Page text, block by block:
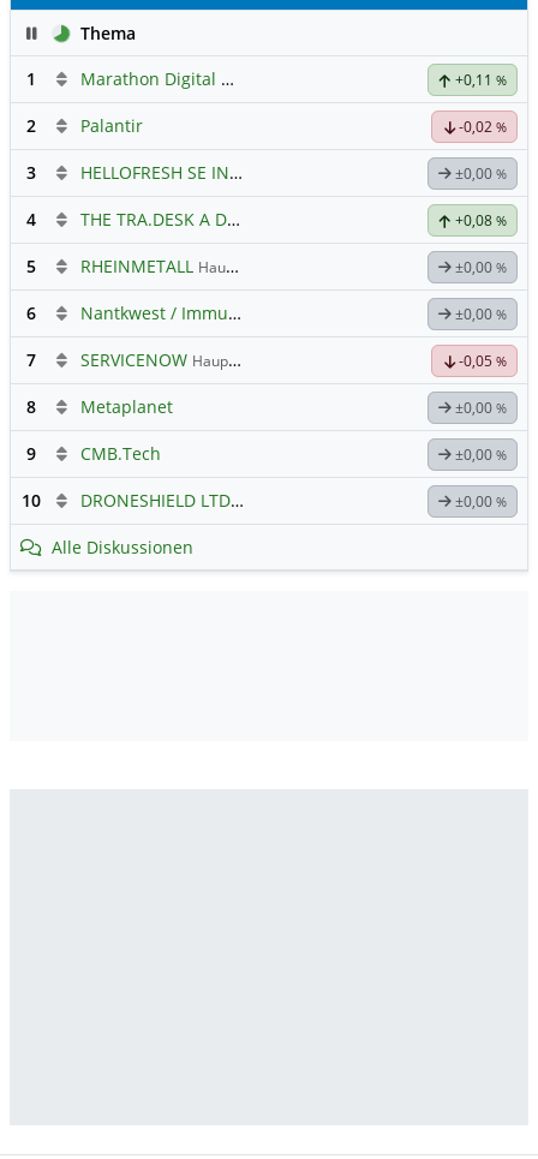
PauseThema
1
Marathon Digital Holdings +0,11 %
2 Palantir -0,02 %
3 HELLOFRESH SE INH O.N. ±0,00 %
4 THE TRA.DESK A DL-,000001 +0,08 %
5 RHEINMETALL Hauptdiskussion ±0,00 %
6 Nantkwest / Immunitybio -> IBRX ±0,00 %
7 SERVICENOW Hauptdiskussion -0,05 %
8 Metaplanet ±0,00 %
9 CMB.Tech ±0,00 %
10 DRONESHIELD LTDHauptdiskussion ±0,00 %
Alle Diskussionen